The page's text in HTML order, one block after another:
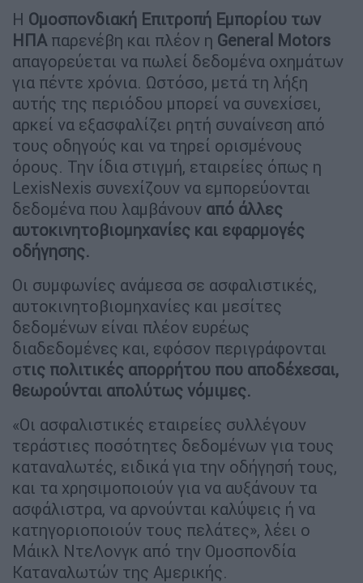
Η Ομοσπονδιακή Επιτροπή Εμπορίου των
ΗΠΑ παρενέβη και πλέον η General Motors
απαγορεύεται να πωλεί δεδομένα οχημάτων
για πέντε χρόνια. Ωστόσο, μετά τη λήξη
αυτής της περιόδου μπορεί να συνεχίσει,
αρκεί να εξασφαλίζει ρητή συναίνεση από
τους οδηγούς και να τηρεί ορισμένους
όρους. Την ίδια στιγμή, εταιρείες όπως η
LexisNexis συνεχίζουν να εμπορεύονται
δεδομένα που λαμβάνουν από άλλες
αυτοκινητοβιομηχανίες και εφαρμογές
οδήγησης.
Οι συμφωνίες ανάμεσα σε ασφαλιστικές,
αυτοκινητοβιομηχανίες και μεσίτες
δεδομένων είναι πλέον ευρέως
διαδεδομένες και, εφόσον περιγράφονται
στις πολιτικές απορρήτου που αποδέχεσαι,
θεωρούνται απολύτως νόμιμες.
«Οι ασφαλιστικές εταιρείες συλλέγουν
τεράστιες ποσότητες δεδομένων για τους
καταναλωτές, ειδικά για την οδήγησή τους,
και τα χρησιμοποιούν για να αυξάνουν τα
ασφάλιστρα, να αρνούνται καλύψεις ή να
κατηγοριοποιούν τους πελάτες», λέει ο
Μάικλ ΝτεΛονγκ από την Ομοσπονδία
Καταναλωτών της Αμερικής.